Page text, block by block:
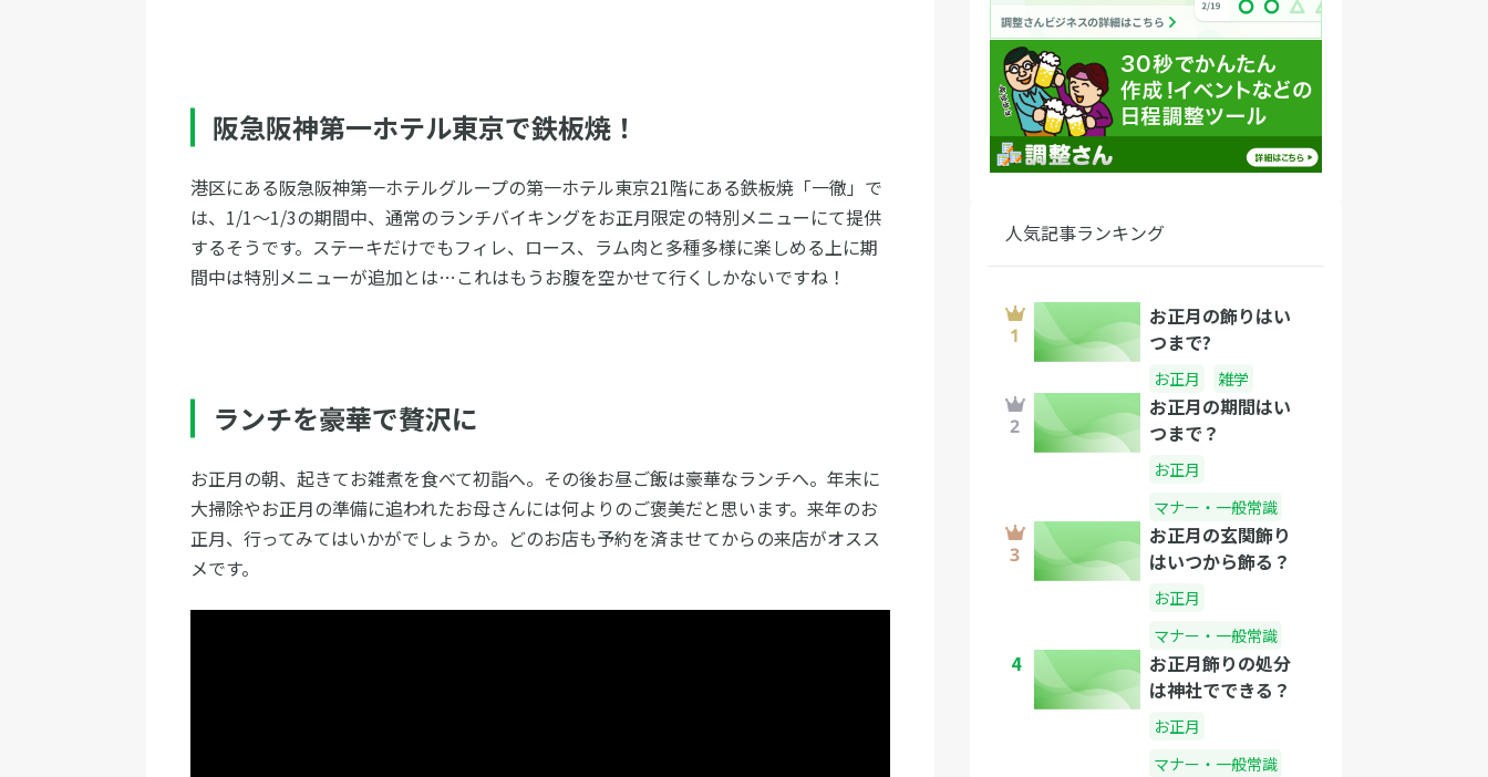
阪急阪神第一ホテル東京で鉄板焼！
港区にある阪急阪神第一ホテルグループの第一ホテル東京21階にある鉄板焼「一徹」で
は、1/1〜1/3の期間中、通常のランチバイキングをお正月限定の特別メニューにて提供
するそうです。ステーキだけでもフィレ、ロース、ラム肉と多種多様に楽しめる上に期
間中は特別メニューが追加とは…これはもうお腹を空かせて行くしかないですね！
ランチを豪華で贅沢に
お正月の朝、起きてお雑煮を食べて初詣へ。その後お昼ご飯は豪華なランチへ。年末に
大掃除やお正月の準備に追われたお母さんには何よりのご褒美だと思います。来年のお
正月、行ってみてはいかがでしょうか。どのお店も予約を済ませてからの来店がオスス
メです。
人気記事ランキング
お正月の飾りはい
つまで?
お正月 雑学
お正月の期間はい
つまで？
お正月
マナー・一般常識
お正月の玄関飾り
はいつから飾る？
お正月
マナー・一般常識
4
お正月飾りの処分
は神社でできる？
お正月
マナー・一般常識